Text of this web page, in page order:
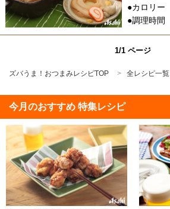
●カロリー
●調理時間
1/1 ページ
ズバうま！おつまみレシピTOP 全レシピ一覧
今月のおすすめ 特集レシピ